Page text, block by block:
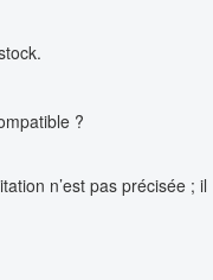
?
n’est pas précisée ; il